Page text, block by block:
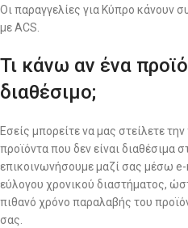
Οι παραγγελίες για Κύπρο κάνουν
με ACS.
Τι κάνω αν ένα
διαθέσιμο;
Εσείς μπορείτε να μας στείλετε
προϊόντα που δεν είναι διαθέσιμα
επικοινωνήσουμε μαζί σας μέσω
εύλογου χρονικού διαστήματος,
πιθανό χρόνο παραλαβής του
σας.